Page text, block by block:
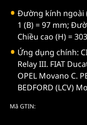
Đường kính ngoài
1 (B) = 97 mm;
Chiều cao (H) =
Ứng dụng chính:
Relay III. FIAT
OPEL Movano C.
BEDFORD (LCV)
Mã GTIN: